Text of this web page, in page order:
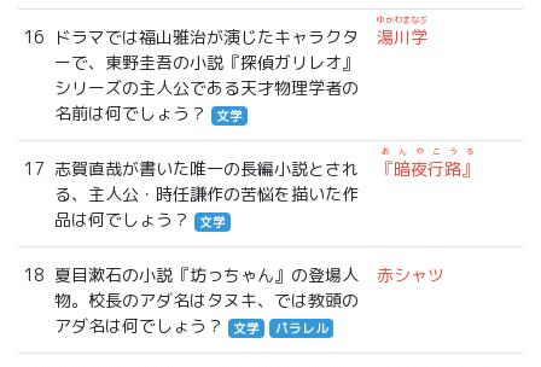
16
ドラマでは福山雅治が演じたキャラクタ
ーで、東野圭吾の小説『探偵ガリレオ』
シリーズの主人公である天才物理学者の
名前は何でしょう？
文学
湯川学
ゆかわまなぶ
17 志賀直哉が書いた唯一の長編小説とされ
る、主人公・時任謙作の苦悩を描いた作
品は何でしょう？
文学
『暗夜行路』
あんやこうろ
18 夏目漱石の小説『坊っちゃん』の登場人
物。校長のアダ名はタヌキ、では教頭の
アダ名は何でしょう？
文学 パラレル
赤シャツ